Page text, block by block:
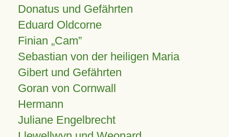
Donatus und Gefährten
Eduard Oldcorne
Finian Cam
Sebastian von der heiligen Maria
Gibert und Gefährten
Goran von Cornwall
Hermann
Juliane Engelbrecht